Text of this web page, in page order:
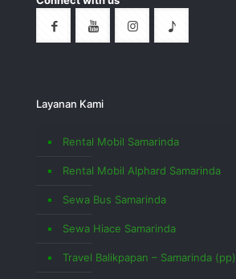
Layanan Kami
Rental Mobil Samarinda
Rental Mobil Alphard Samarinda
Sewa Bus Samarinda
Sewa Hiace Samarinda
Travel Balikpapan – Samarinda (pp)